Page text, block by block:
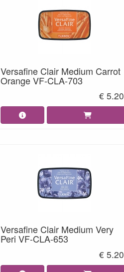
Versafine Clair Medium Carrot
Orange VF-CLA-703
€ 5.20
Versafine Clair Medium Very
Peri VF-CLA-653
€ 5.20